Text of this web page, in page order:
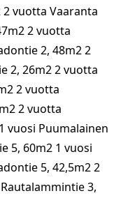
2 vuotta Vaaranta
2 vuotta
2, 48m2 2
2, 26m2 2 vuotta
2 vuotta
2 vuotta
vuosi Puumalainen
5, 60m2 1 vuosi
5, 42,5m2 2
3,